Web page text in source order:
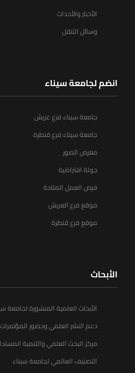
الأخبار والأحداث
وسائل التنقل
انضم لجامعة سيناء
جامعة سيناء فرع عريش
جامعة سيناء فرع قنطرة
معرض الصور
جولة افتراضية
فرص العمل المتاحة
موقع فرع العريش
موقع فرع قنطرة
الأبحاث
الأبحاث العلمية المنشورة لجامعة
دعم النشر العلمي وحضور المؤتمرات
مركز البحث العلمي والتنمية
التصنيف العالمي لجامعة سيناء